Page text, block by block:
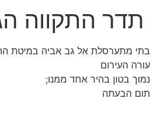
תדר התקווה
בתי מתערסלת אל גב אביה במיטת
עורה העירום
נמוך בטון בהיר אחד ממנו;
תום הבעתה